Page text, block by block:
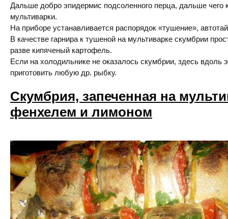
Дальше добро эпидермис подсоленного перца, дальше чего
мультиварки.
На приборе устанавливается распорядок «тушение»,
В качестве гарнира к тушеной на мультиварке скумбрии
разве кипяченый картофель.
Если на холодильнике не оказалось скумбрии, здесь вдоль
приготовить любую др. рыбку.
Скумбрия, запеченная на
фенхелем и лимоном